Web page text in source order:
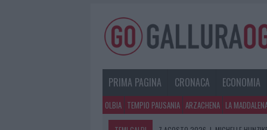
PRIMA PAGINA CRONACA ECONOMIA
OLBIA TEMPIO PAUSANIA ARZACHENA LA